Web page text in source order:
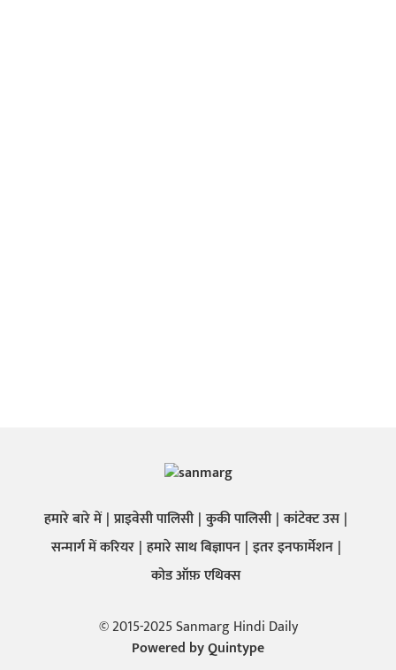
हमारे बारे में प्राइवेसी पालिसी कुकी पालिसी कांटेक्ट उस
सन्मार्ग में करियर हमारे साथ बिज्ञापन इतर इनफार्मेशन
कोड ऑफ़ एथिक्स
© 2015-2025 Sanmarg Hindi Daily
Powered byQuintype